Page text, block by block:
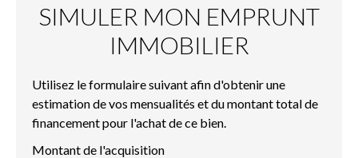
SIMULER MON EMPRUNT
IMMOBILIER
Utilisez le formulaire suivant afin d'obtenir une
estimation de vos mensualités et du montant total de
financement pour l'achat de ce bien.
Montant de l'acquisition